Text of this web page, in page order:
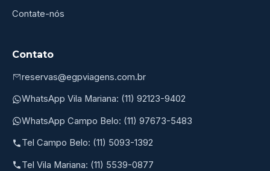
Contate-nós
Contato
reservas@egpviagens.com.br
WhatsApp Vila Mariana: (11) 92123-9402
WhatsApp Campo Belo: (11) 97673-5483
Tel Campo Belo: (11) 5093-1392
Tel Vila Mariana: (11) 5539-0877